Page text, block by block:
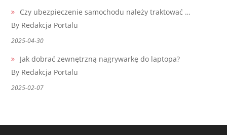
Czy ubezpieczenie samochodu należy traktować …
By Redakcja Portalu
2025-04-30
Jak dobrać zewnętrzną nagrywarkę do laptopa?
By Redakcja Portalu
2025-02-07